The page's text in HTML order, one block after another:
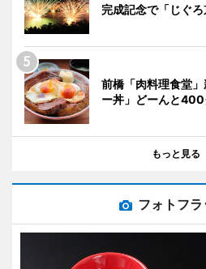
完成記念で「じぐろ
前橋「肉料理食堂
ー丼」どーんと400
もっと見る
フォトフラ